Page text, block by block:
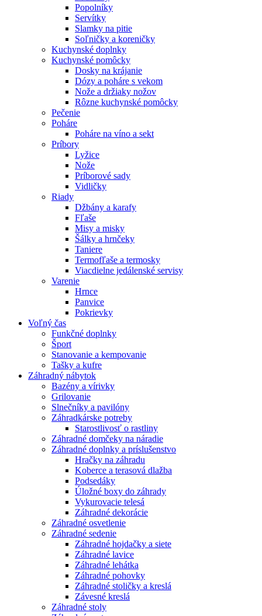
Popolníky
Servítky
Slamky na pitie
Soľničky a koreničky
Kuchynské doplnky
Kuchynské pomôcky
Dosky na krájanie
Dózy a poháre s vekom
Nože a držiaky nožov
Rôzne kuchynské pomôcky
Pečenie
Poháre
Poháre na víno a sekt
Príbory
Lyžice
Nože
Príborové sady
Vidličky
Riady
Džbány a karafy
Fľaše
Misy a misky
Šálky a hrnčeky
Taniere
Termofľaše a termosky
Viacdielne jedálenské servisy
Varenie
Hrnce
Panvice
Pokrievky
Voľný čas
Funkčné doplnky
Šport
Stanovanie a kempovanie
Tašky a kufre
Záhradný nábytok
Bazény a vírivky
Grilovanie
Slnečníky a pavilóny
Záhradkárske potreby
Starostlivosť o rastliny
Záhradné domčeky na náradie
Záhradné doplnky a príslušenstvo
Hračky na záhradu
Koberce a terasová dlažba
Podsedáky
Úložné boxy do záhrady
Vykurovacie telesá
Záhradné dekorácie
Záhradné osvetlenie
Záhradné sedenie
Záhradné hojdačky a siete
Záhradné lavice
Záhradné lehátka
Záhradné pohovky
Záhradné stoličky a kreslá
Závesné kreslá
Záhradné stoly